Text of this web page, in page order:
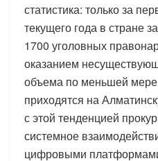
статистика: только за
текущего года в стране
1700 уголовных
оказанием
объема по меньшей мере
приходятся на
с этой тенденцией
системное
цифровыми